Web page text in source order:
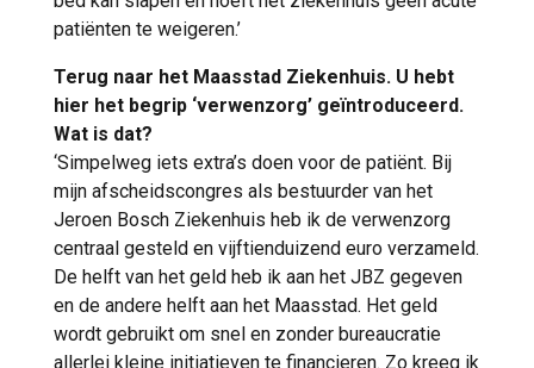
patiënten te weigeren.’
Terug naar het Maasstad Ziekenhuis. U hebt
hier het begrip ‘verwenzorg’ geïntroduceerd.
Wat is dat?
‘Simpelweg iets extra’s doen voor de patiënt. Bij
mijn afscheidscongres als bestuurder van het
Jeroen Bosch Ziekenhuis heb ik de verwenzorg
centraal gesteld en vijftienduizend euro verzameld.
De helft van het geld heb ik aan het JBZ gegeven
en de andere helft aan het Maasstad. Het geld
wordt gebruikt om snel en zonder bureaucratie
allerlei kleine initiatieven te financieren. Zo kreeg ik